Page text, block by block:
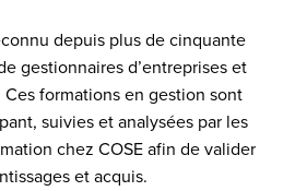
depuis plus de cinquante
gestionnaires d’entreprises et
formations en gestion sont
suivies et analysées par les
chez COSE afin de valider
et acquis.